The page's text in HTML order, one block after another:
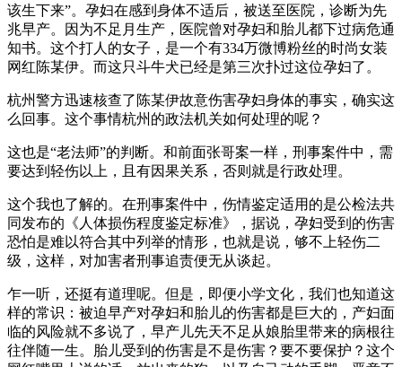
该生下来”。孕妇在感到身体不适后，被送至医院，诊断为先
兆早产。因为不足月生产，医院曾对孕妇和胎儿都下过病危通
知书。这个打人的女子，是一个有334万微博粉丝的时尚女装
网红陈某伊。而这只斗牛犬已经是第三次扑过这位孕妇了。
杭州警方迅速核查了陈某伊故意伤害孕妇身体的事实，确实这
么回事。这个事情杭州的政法机关如何处理的呢？
这也是“老法师”的判断。和前面张哥案一样，刑事案件中，需
要达到轻伤以上，且有因果关系，否则就是行政处理。
这个我也了解的。在刑事案件中，伤情鉴定适用的是公检法共
同发布的《人体损伤程度鉴定标准》，据说，孕妇受到的伤害
恐怕是难以符合其中列举的情形，也就是说，够不上轻伤二
级，这样，对加害者刑事追责便无从谈起。
乍一听，还挺有道理呢。但是，即便小学文化，我们也知道这
样的常识：被迫早产对孕妇和胎儿的伤害都是巨大的，产妇面
临的风险就不多说了，早产儿先天不足从娘胎里带来的病根往
往伴随一生。胎儿受到的伤害是不是伤害？要不要保护？这个